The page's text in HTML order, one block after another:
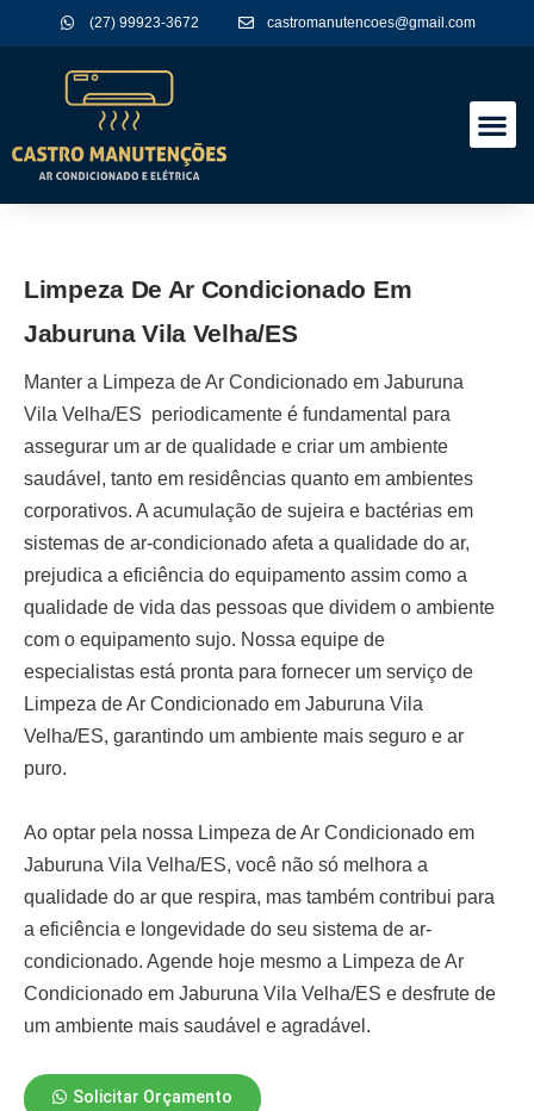
(27) 99923-3672 castromanutencoes@gmail.com
Limpeza De Ar Condicionado Em
Jaburuna Vila Velha/ES
Manter a Limpeza de Ar Condicionado em Jaburuna
Vila Velha/ES periodicamente é fundamental para
assegurar um ar de qualidade e criar um ambiente
saudável, tanto em residências quanto em ambientes
corporativos. A acumulação de sujeira e bactérias em
sistemas de ar-condicionado afeta a qualidade do ar,
prejudica a eficiência do equipamento assim como a
qualidade de vida das pessoas que dividem o ambiente
com o equipamento sujo. Nossa equipe de
especialistas está pronta para fornecer um serviço de
Limpeza de Ar Condicionado em Jaburuna Vila
Velha/ES, garantindo um ambiente mais seguro e ar
puro.
Ao optar pela nossa Limpeza de Ar Condicionado em
Jaburuna Vila Velha/ES, você não só melhora a
qualidade do ar que respira, mas também contribui para
a eficiência e longevidade do seu sistema de ar-
condicionado. Agende hoje mesmo a Limpeza de Ar
Condicionado em Jaburuna Vila Velha/ES e desfrute de
um ambiente mais saudável e agradável.
Solicitar Orçamento